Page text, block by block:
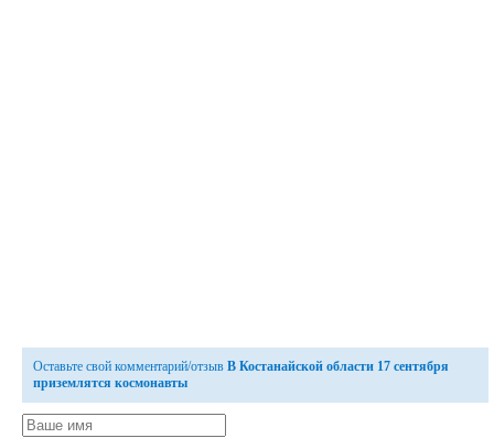
Оставьте свой комментарий/отзыв В Костанайской области 17 сентября
приземлятся космонавты